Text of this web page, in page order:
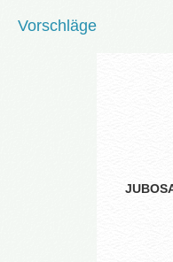
Vorschläge